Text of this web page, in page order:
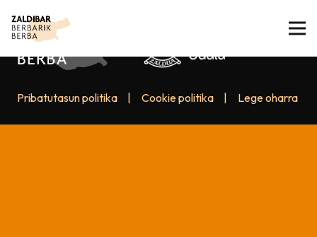
Pribatutasun politika Cookie politika Lege oharra